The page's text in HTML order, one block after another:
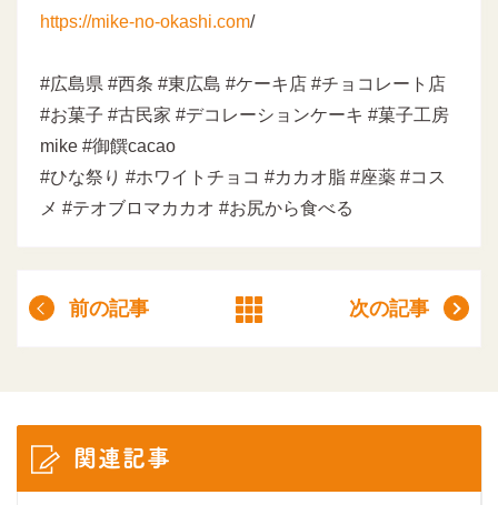
https://mike-no-okashi.com/
#広島県 #西条 #東広島 #ケーキ店 #チョコレート店
#お菓子 #古民家 #デコレーションケーキ #菓子工房
mike #御饌cacao
#ひな祭り #ホワイトチョコ #カカオ脂 #座薬 #コス
メ #テオブロマカカオ #お尻から食べる
前の記事 次の記事
関連記事